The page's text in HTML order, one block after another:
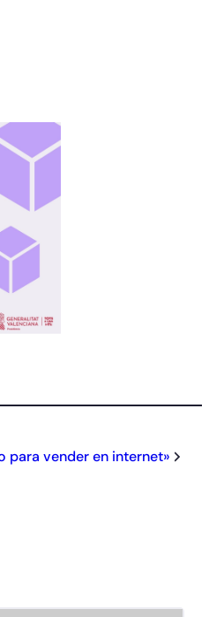
para vender en internet»